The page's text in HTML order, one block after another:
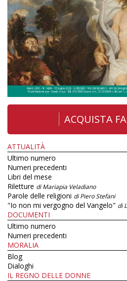
ACQUISTA
ATTUALITÀ
Ultimo numero
Numeri precedenti
Libri del mese
Riletture di Mariapia Veladiano
Parole delle religioni di Piero Stefani
"Io non mi vergogno del Vangelo" di
DOCUMENTI
Ultimo numero
Numeri precedenti
MORALIA
Blog
Dialoghi
IL REGNO DELLE DONNE